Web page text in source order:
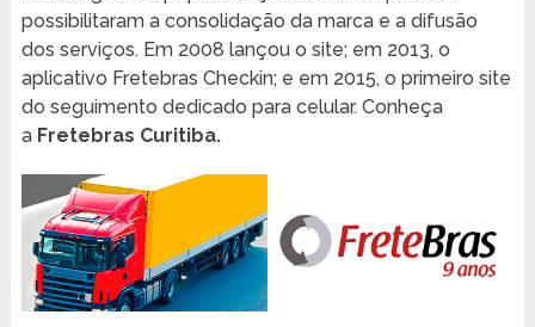
possibilitaram a consolidação da marca e a difusão
dos serviços. Em 2008 lançou o site; em 2013, o
aplicativo Fretebras Checkin; e em 2015, o primeiro site
do seguimento dedicado para celular. Conheça
a Fretebras Curitiba.